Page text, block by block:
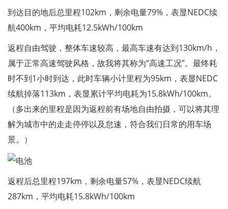
到达目的地后总里程102km，剩余电量79%，表显NEDC续
航400km，平均电耗12.5kWh/100km
返程自由驾驶，整体车速较高，最高车速有达到130km/h，
属于正常高速驾驶风格，故我将其称为“高速工况”。最终耗
时不到1小时到达，此时车辆小计里程为95km，表显NEDC
续航掉落113km，表显累计平均电耗为15.8kWh/100km。
（多出来的里程是因为返程前有场地自由拍摄，可以将其理
解为城市中的走走停停以及怠速，符合我们日常的用车场
景。）
返程后总里程197km，剩余电量57%，表显NEDC续航
287km，平均电耗15.8kWh/100km